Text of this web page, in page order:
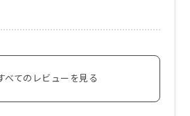
べてのレビューを見る